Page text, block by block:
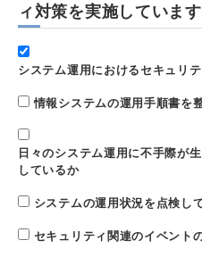
ィ対策を実施していま
システム運用におけるセキュリ
情報システムの運用手順書を
日々のシステム運用に不手際が
しているか
システムの運用状況を点検し
セキュリティ関連のイベント